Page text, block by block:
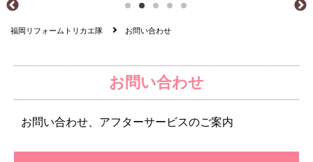
福岡リフォームトリカエ隊 お問い合わせ
お問い合わせ
お問い合わせ、アフターサービスのご案内